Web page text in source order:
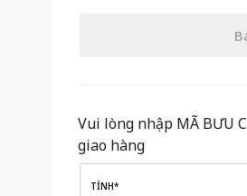
Vui lòng nhập MÃ BƯU
giao hàng
TỈNH*